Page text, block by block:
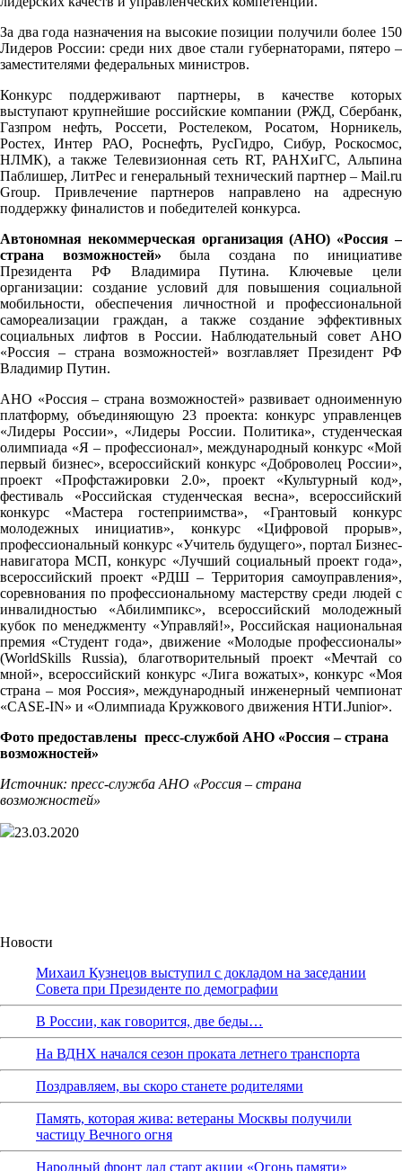
За два года назначения на высокие позиции получили более 150
Лидеров России: среди них двое стали губернаторами, пятеро –
заместителями федеральных министров.
Конкурс поддерживают партнеры, в качестве которых
выступают крупнейшие российские компании (РЖД, Сбербанк,
Газпром нефть, Россети, Ростелеком, Росатом, Норникель,
Ростех, Интер РАО, Роснефть, РусГидро, Сибур, Роскосмос,
НЛМК), а также Телевизионная сеть RT, РАНХиГС, Альпина
Паблишер, ЛитРес и генеральный технический партнер – Mail.ru
Group. Привлечение партнеров направлено на адресную
поддержку финалистов и победителей конкурса.
Автономная некоммерческая организация (АНО) «Россия –
страна возможностей» была создана по инициативе
Президента РФ Владимира Путина. Ключевые цели
организации: создание условий для повышения социальной
мобильности, обеспечения личностной и профессиональной
самореализации граждан, а также создание эффективных
социальных лифтов в России. Наблюдательный совет АНО
«Россия – страна возможностей» возглавляет Президент РФ
Владимир Путин.
АНО «Россия – страна возможностей» развивает одноименную
платформу, объединяющую 23 проекта: конкурс управленцев
«Лидеры России», «Лидеры России. Политика», студенческая
олимпиада «Я – профессионал», международный конкурс «Мой
первый бизнес», всероссийский конкурс «Доброволец России»,
проект «Профстажировки 2.0», проект «Культурный код»,
фестиваль «Российская студенческая весна», всероссийский
конкурс «Мастера гостеприимства», «Грантовый конкурс
молодежных инициатив», конкурс «Цифровой прорыв»,
профессиональный конкурс «Учитель будущего», портал Бизнес-
навигатора МСП, конкурс «Лучший социальный проект года»,
всероссийский проект «РДШ – Территория самоуправления»,
соревнования по профессиональному мастерству среди людей с
инвалидностью «Абилимпикс», всероссийский молодежный
кубок по менеджменту «Управляй!», Российская национальная
премия «Студент года», движение «Молодые профессионалы»
(WorldSkills Russia), благотворительный проект «Мечтай со
мной», всероссийский конкурс «Лига вожатых», конкурс «Моя
страна – моя Россия», международный инженерный чемпионат
«CASE-IN» и «Олимпиада Кружкового движения НТИ.Junior».
Фото предоставлены пресс-службой АНО «Россия – страна
возможностей»
Источник: пресс-служба АНО «Россия – страна
возможностей»
23.03.2020
Новости
Михаил Кузнецов выступил с докладом на заседании
Совета при Президенте по демографии
В России, как говорится, две беды…
На ВДНХ начался сезон проката летнего транспорта
Поздравляем, вы скоро станете родителями
Память, которая жива: ветераны Москвы получили
частицу Вечного огня
Народный фронт дал старт акции «Огонь памяти»